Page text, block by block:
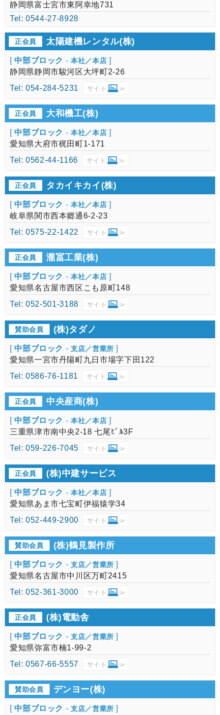
静岡県富士宮市東阿幸地731
Tel: 0544-27-8928
正会員 太陽建機レンタル(株)
[中部ブロック - 本社／本店 ]
静岡県静岡市駿河区大坪町2-26
Tel: 054-284-5231
サイト ≫
正会員 大和機工(株)
[中部ブロック - 本社／本店 ]
愛知県大府市梶田町1-171
Tel: 0562-44-1166
サイト ≫
正会員 タカイキカイ(株)
[中部ブロック - 本社／本店 ]
岐阜県関市西本郷通6-2-23
Tel: 0575-22-1422
サイト ≫
正会員 瀧冨工業(株)
[中部ブロック - 本社／本店 ]
愛知県名古屋市西区こも原町148
Tel: 052-501-3188
サイト ≫
賛助会員 (株)タダノ
[中部ブロック - 支店／営業所 ]
愛知県一宮市丹陽町九日市場字下田122
Tel: 0586-76-1181
サイト ≫
正会員 中央産商(株)
[中部ブロック - 本社／本店 ]
三重県津市南中央2-18 七尾ﾋﾞﾙ3F
Tel: 059-226-7045
サイト ≫
正会員 (株)中建サービス
[中部ブロック - 本社／本店 ]
愛知県あま市七宝町伊福猿学34
Tel: 052-449-2900
サイト ≫
賛助会員 (株)鶴見製作所
[中部ブロック - 支店／営業所 ]
愛知県名古屋市中川区万町2415
Tel: 052-361-3000
サイト ≫
正会員 (株)電動舎
[中部ブロック - 支店／営業所 ]
愛知県弥富市楠1-99-2
Tel: 0567-66-5557
サイト ≫
賛助会員 デンヨー(株)
[中部ブロック - 支店／営業所 ]